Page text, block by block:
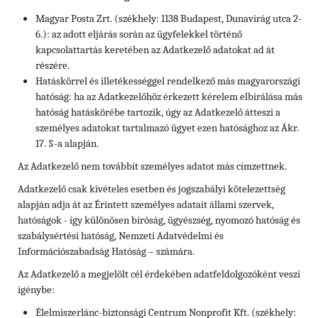
Magyar Posta Zrt. (székhely: 1138 Budapest, Dunavirág utca 2-
6.): az adott eljárás során az ügyfelekkel történő
kapcsolattartás keretében az Adatkezelő adatokat ad át
részére.
Hatáskörrel és illetékességgel rendelkező más magyarországi
hatóság: ha az Adatkezelőhöz érkezett kérelem elbírálása más
hatóság hatáskörébe tartozik, úgy az Adatkezelő átteszi a
személyes adatokat tartalmazó ügyet ezen hatósághoz az Ákr.
17. §-a alapján.
Az Adatkezelő nem továbbít személyes adatot más címzettnek.
Adatkezelő csak kivételes esetben és jogszabályi kötelezettség
alapján adja át az Érintett személyes adatait állami szervek,
hatóságok - így különösen bíróság, ügyészség, nyomozó hatóság és
szabálysértési hatóság, Nemzeti Adatvédelmi és
Információszabadság Hatóság – számára.
Az Adatkezelő a megjelölt cél érdekében adatfeldolgozóként veszi
igénybe:
Élelmiszerlánc-biztonsági Centrum Nonprofit Kft. (székhely: